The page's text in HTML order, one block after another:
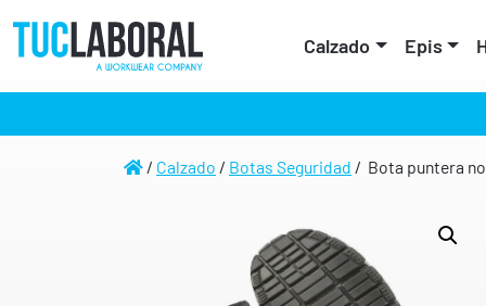
Calzado Epis
/ Calzado / Botas Seguridad / Bota puntera